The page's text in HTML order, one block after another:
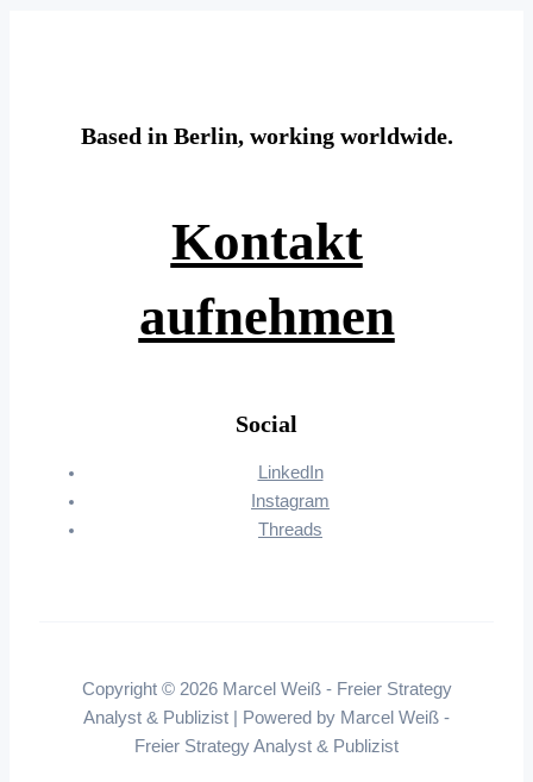
Based in Berlin, working worldwide.
Kontakt
aufnehmen
Social
LinkedIn
Instagram
Threads
Copyright © 2026 Marcel Weiß - Freier Strategy
Analyst & Publizist | Powered by Marcel Weiß -
Freier Strategy Analyst & Publizist